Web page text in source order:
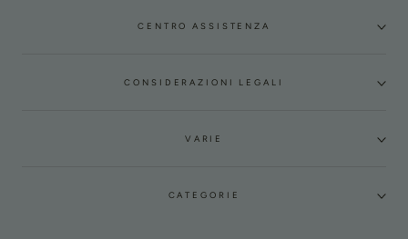
CENTRO ASSISTENZA
CONSIDERAZIONI LEGALI
VARIE
CATEGORIE